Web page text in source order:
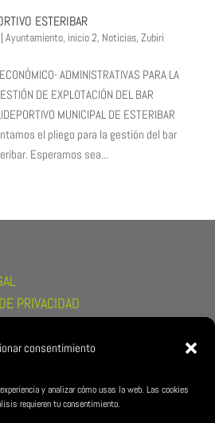
consentimiento
y analizar cómo usas la web. Las cookies
requieren tu consentimiento.
ESTERIBAR
Ayuntamiento, inicio 2, Noticias, Zubiri
ADMINISTRATIVAS PARA LA
DE EXPLOTACIÓN DEL BAR
MUNICIPAL DE ESTERIBAR
el pliego para la gestión del bar
Esperamos sea...
PRIVACIDAD
DE COMPRA Y
DE ESTERIBAR